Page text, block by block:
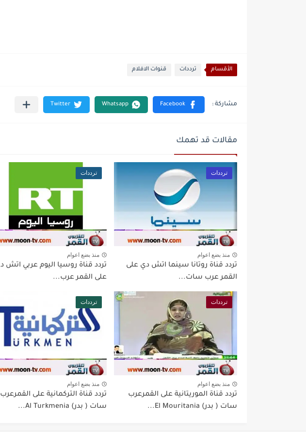
الأقسام ترددات قنوات الافلام
مقالات قد تهمك
ترددات
منذ بضع اعوام
تردد قناة روتانا سينما اتش دي على
القمر عرب سات...
ترددات
منذ بضع اعوام
تردد قناة روسيا اليوم عربي اتش
على القمر عرب...
ترددات
منذ بضع اعوام
تردد قناة الموريتانية على القمرعرب
سات ( بدر) El Mouritania...
ترددات
منذ بضع اعوام
تردد قناة التركمانية على القمرعرب
سات ( بدر) Al Turkmenia...